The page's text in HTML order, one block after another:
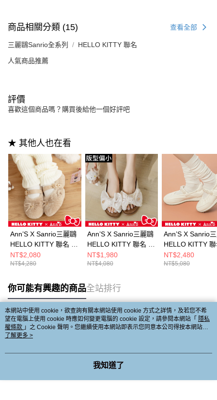
商品相關分類 (15) 查看全部
三麗鷗Sanrio全系列 HELLO KITTY 聯名
人氣商品推薦
評價
喜歡這個商品嗎？購買後給他一個好評吧
★ 其他人也在看
Ann’S X Sanrio三麗鷗
HELLO KITTY 聯名 柔
軟純羊毛 寬版舒適軟
墊蝴蝶結平底瑪莉珍娃
NT$2,080
NT$4,280
Ann’S X Sanrio三麗鷗
HELLO KITTY 聯名 加
寬版軟綿二舅拖 抽鬚
大蝴蝶結2cm-米白 (版
NT$1,980
NT$4,080
Ann’S X Sanrio
HELLO KITTY
浸的柔軟真皮 後
蝶結珍珠瑪莉珍
NT$2,480
NT$5,080
你可能有興趣的商品全站排行
熱門標籤
本網站中使用 cookie，欲查詢有關本網站使用 cookie 方式之詳情，及若您不希
望在電腦上使用 cookie 時應如何變更電腦的 cookie 設定，請參閱本網站「 隱私
權條款 」之 Cookie 聲明。您繼續使用本網站即表示您同意本公司得按本網站使
用條款之 Cookie 聲明使用 cookie。
了解更多 >
我知道了